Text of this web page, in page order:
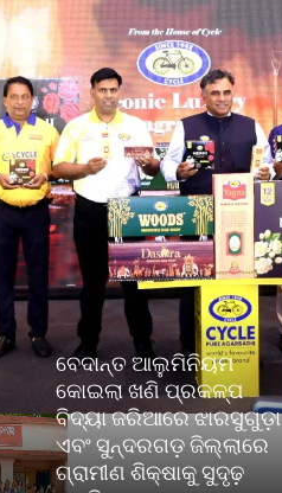
ବେଦାନ୍ତ ଆଲୁମିନିୟମ
କୋଇଲା ଖଣି ପ୍ରକଳ୍ପ
ବିଦ୍ୟା ଜରିଆରେ ଝାରସୁଗୁଡ଼ା
ଏବଂ ସୁନ୍ଦରଗଡ଼ ଜିଲ୍ଲାରେ
ଗ୍ରାମୀଣ ଶିକ୍ଷାକୁ ସୁଦୃଢ଼